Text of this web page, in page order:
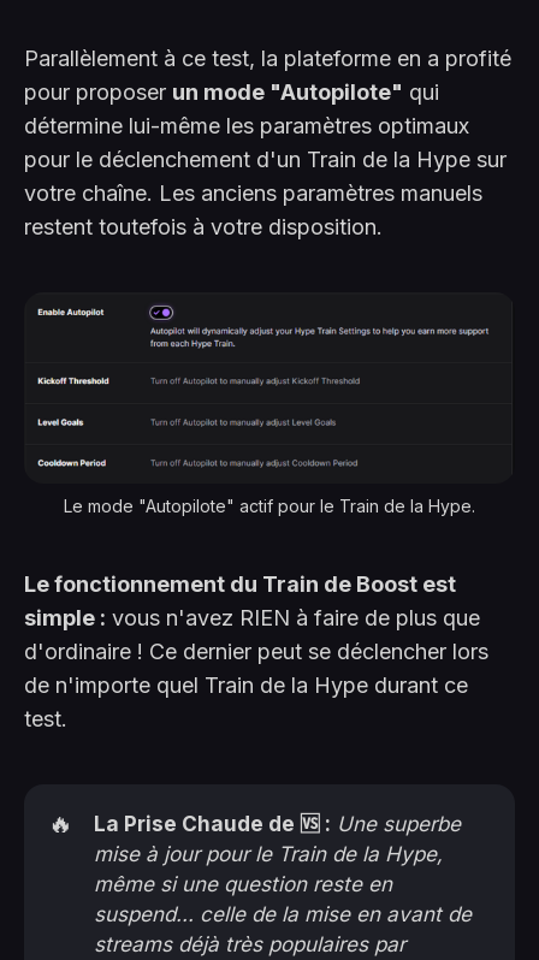
Parallèlement à ce test, la plateforme en a profité
pour proposer un mode "Autopilote" qui
détermine lui-même les paramètres optimaux
pour le déclenchement d'un Train de la Hype sur
votre chaîne. Les anciens paramètres manuels
restent toutefois à votre disposition.
Le mode "Autopilote" actif pour le Train de la Hype.
Le fonctionnement du Train de Boost est
simple : vous n'avez RIEN à faire de plus que
d'ordinaire ! Ce dernier peut se déclencher lors
de n'importe quel Train de la Hype durant ce
test.
🔥 La Prise Chaude de 🆚 : Une superbe
mise à jour pour le Train de la Hype,
même si une question reste en
suspend... celle de la mise en avant de
streams déjà très populaires par